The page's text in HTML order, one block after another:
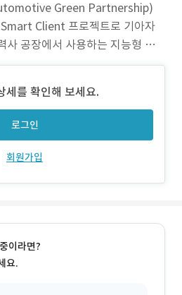
Green Partnership)
Client 프로젝트로 기아자
사 공장에서 사용하는 지능형 저
템입니다. 본 시스템은 지능형 저
요소들을 포함하는 종합적인 에너
스템은
세를 확인해 보세요.
로그인
회원가입
이라면?
요.